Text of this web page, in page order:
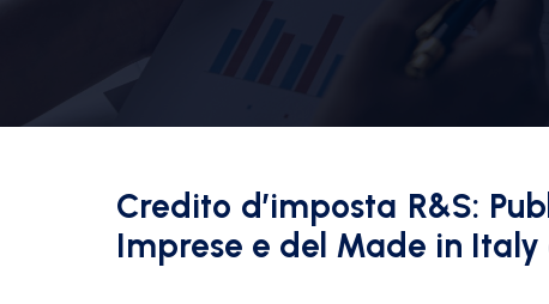
Credito d’imposta R&S:
Imprese e del Made in